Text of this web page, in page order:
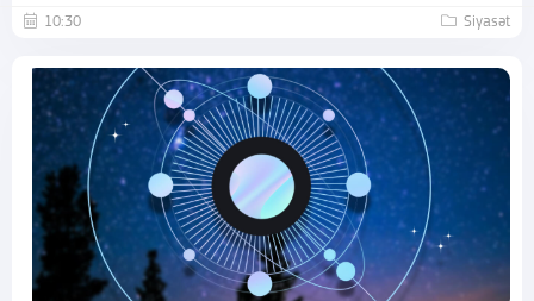
10:30 Siyasət